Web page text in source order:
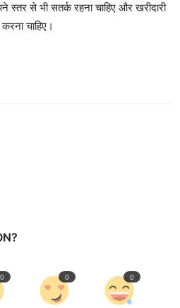
स्तर से भी सतर्क रहना चाहिए और खरीदारी
चाहिए।
0 0 0